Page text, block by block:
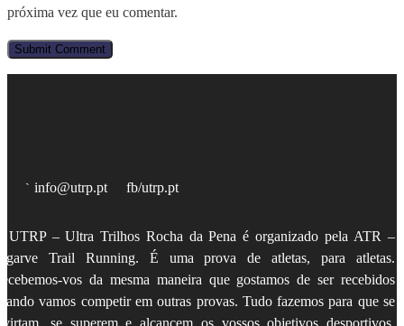
próxima vez que eu comentar.
info@utrp.pt fb/utrp.pt
UTRP – Ultra Trilhos Rocha da Pena é organizado pela ATR –
Trail Running. É uma prova de atletas, para atletas.
vos da mesma maneira que gostamos de ser recebidos
vamos competir em outras provas. Tudo fazemos para que se